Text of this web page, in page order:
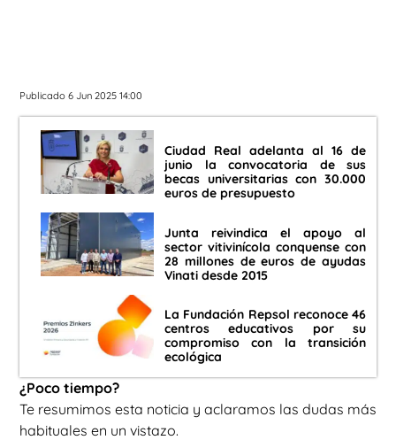
Publicado 6 Jun 2025 14:00
Ciudad Real adelanta al 16 de
junio la convocatoria de sus
becas universitarias con 30.000
euros de presupuesto
Junta reivindica el apoyo al
sector vitivinícola conquense con
28 millones de euros de ayudas
Vinati desde 2015
La Fundación Repsol reconoce 46
centros educativos por su
compromiso con la transición
ecológica
¿Poco tiempo?
Te resumimos esta noticia y aclaramos las dudas más
habituales en un vistazo.